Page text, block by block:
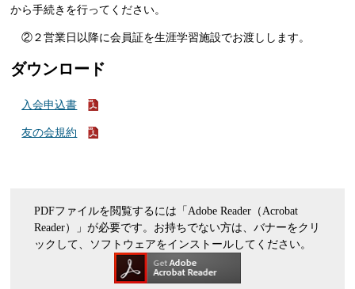
から手続きを行ってください。
②２営業日以降に会員証を生涯学習施設でお渡しします。
ダウンロード
入会申込書
友の会規約
PDFファイルを閲覧するには「Adobe Reader（Acrobat
Reader）」が必要です。お持ちでない方は、バナーをクリ
ックして、ソフトウェアをインストールしてください。